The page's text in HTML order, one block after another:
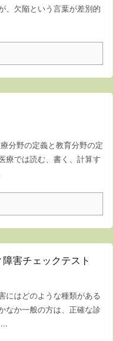
、欠陥という言葉が差別的
分野の定義と教育分野の定
療では読む、書く、計算す
害チェックテスト
にはどのような種類がある
なか一般の方は、正確な診